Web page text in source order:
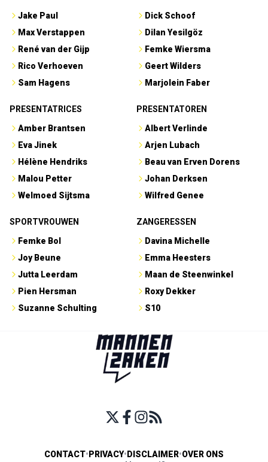
Jake Paul
Max Verstappen
René van der Gijp
Rico Verhoeven
Sam Hagens
Dick Schoof
Dilan Yesilgöz
Femke Wiersma
Geert Wilders
Marjolein Faber
PRESENTATRICES
Amber Brantsen
Eva Jinek
Hélène Hendriks
Malou Petter
Welmoed Sijtsma
PRESENTATOREN
Albert Verlinde
Arjen Lubach
Beau van Erven Dorens
Johan Derksen
Wilfred Genee
SPORTVROUWEN
Femke Bol
Joy Beune
Jutta Leerdam
Pien Hersman
Suzanne Schulting
ZANGERESSEN
Davina Michelle
Emma Heesters
Maan de Steenwinkel
Roxy Dekker
S10
CONTACT• PRIVACY• DISCLAIMER•OVER ONS